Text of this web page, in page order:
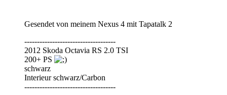
Gesendet von meinem Nexus 4 mit Tapatalk 2
------------------------------------
2012 Skoda Octavia RS 2.0 TSI
200+ PS
schwarz
Interieur schwarz/Carbon
------------------------------------